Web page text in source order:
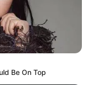
Be On Top